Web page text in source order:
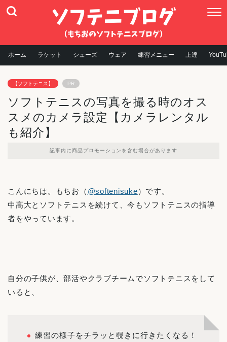
ホーム ラケット シューズ ウェア 練習メニュー 上達
【ソフトテニス】 PR
ソフトテニスの写真を撮る時のオス
スメのカメラ設定【カメラレンタル
も紹介】
記事内に商品プロモーションを含む場合があります
こんにちは。もちお（ @softenisuke）です。
中高大とソフトテニスを続けて、今もソフトテニスの指導
者をやっています。
自分の子供が、部活やクラブチームでソフトテニスをして
いると、
練習の様子をチラッと覗きに行きたくなる！